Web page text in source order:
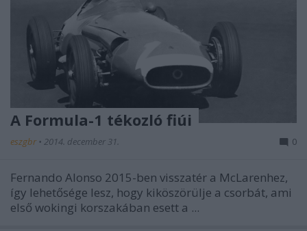
A Formula-1 tékozló fiúi
eszgbr • 2014. december 31. 0
Fernando Alonso 2015-ben visszatér a McLarenhez,
így lehetősége lesz, hogy kiköszörülje a csorbát, ami
első wokingi korszakában esett a ...